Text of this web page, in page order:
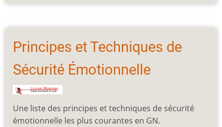
Principes et Techniques de
Sécurité Émotionnelle
Une liste des principes et techniques de sécurité
émotionnelle les plus courantes en GN.